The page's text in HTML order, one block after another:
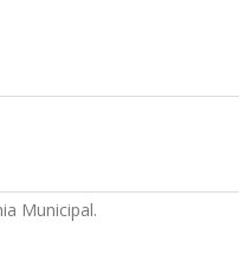
Municipal.